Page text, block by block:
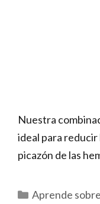
Nuestra
ideal para reducir
picazón de las
Categorías
Aprende